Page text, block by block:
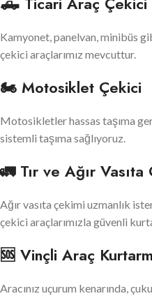
Kamyonet, panelvan, minibüs
çekici araçlarımız mevcuttur.
🏍 Motosiklet Çekici
Motosikletler hassas taşıma
sistemli taşıma sağlıyoruz.
🚛 Tır ve Ağır Vasıta
Ağır vasıta çekimi uzmanlık
çekici araçlarımızla güvenli
🆘 Vinçli Araç
Aracınız uçurum kenarında,